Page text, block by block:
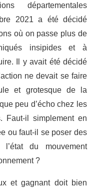
départementales
2021 a été décidé
où on passe plus de
insipides et à
Il y avait été décidé
ne devait se faire
et grotesque de la
peu d’écho chez les
Faut-il simplement en
ou faut-il se poser des
du mouvement
?
et gagnant doit bien